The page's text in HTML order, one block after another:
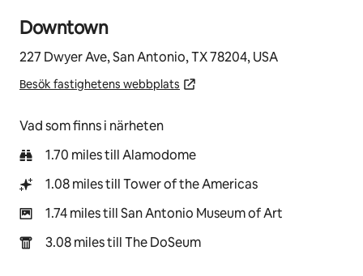
Downtown
227 Dwyer Ave, San Antonio, TX 78204, USA
Besök fastighetens webbplats
Vad som finns i närheten
1.70 miles till Alamodome
1.08 miles till Tower of the Americas
1.74 miles till San Antonio Museum of Art
3.08 miles till The DoSeum